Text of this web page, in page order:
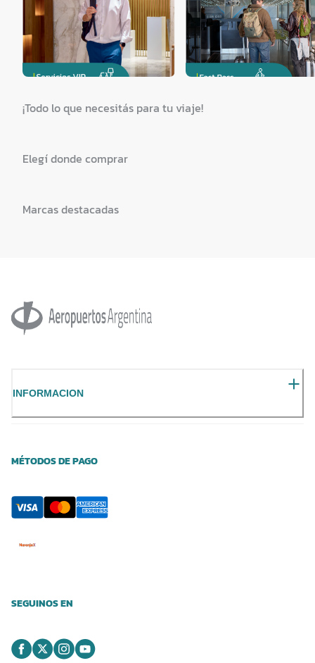
¡Todo lo que necesitás para tu viaje!
Elegí donde comprar
Marcas destacadas
INFORMACION
MÉTODOS DE PAGO
SEGUINOS EN